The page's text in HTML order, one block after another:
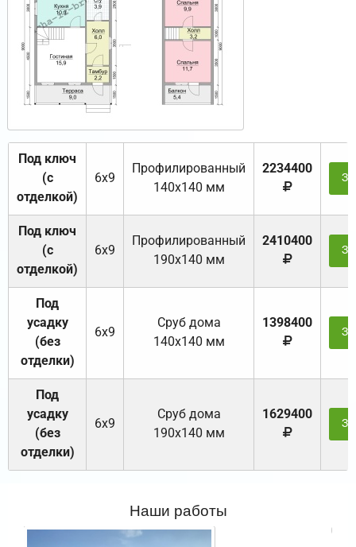
Под ключ
(с
отделкой)
6х9
Профилированный
140х140 мм
2234400
Под ключ
(с
отделкой)
6х9
Профилированный
190х140 мм
2410400
Под
усадку
(без
отделки)
6х9
Cруб дома
140х140 мм
1398400
Под
усадку
(без
отделки)
6х9
Cруб дома
190х140 мм
1629400
Наши работы